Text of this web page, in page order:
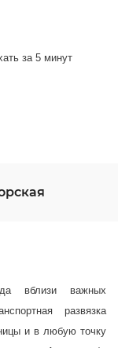
за 5 минут
вблизи важных
развязка
и в любую точку